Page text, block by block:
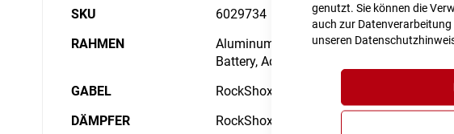
genutzt. Sie können die
auch zur Datenverarbeitung
unseren
Details
SKU
6029734
RAHMEN
Aluminum Superlite, Gravity Casting
Battery, Advanced Internal Cable
GABEL
RockShox Recon Silver RL Air, Tapered,
DÄMPFER
RockShox Deluxe Select, 185x55mm